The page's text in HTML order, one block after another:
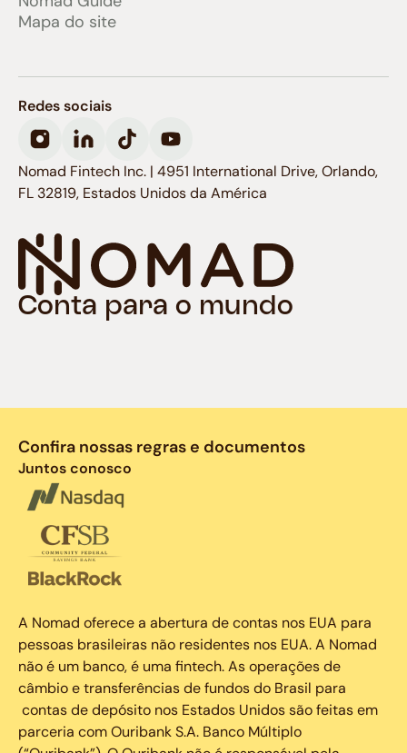
Mapa do site
Conta para o mundo
Redes sociais
Nomad Fintech Inc. | 4951 International Drive, Orlando,
FL 32819, Estados Unidos da América
Confira nossas regras e documentos
Juntos conosco
A Nomad oferece a abertura de contas nos EUA para
pessoas brasileiras não residentes nos EUA. A Nomad
não é um banco, é uma fintech. As operações de
câmbio e transferências de fundos do Brasil para
contas de depósito nos Estados Unidos são feitas em
parceria com Ouribank S.A. Banco Múltiplo